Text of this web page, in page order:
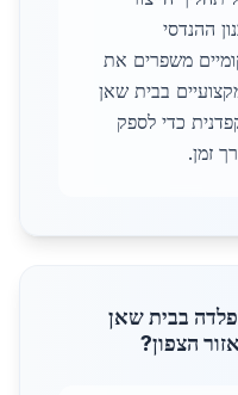
ההנדסי
משפרים את
בבית שאן
כדי לספק
זמן.
פלדה בבית שאן
הצפון?